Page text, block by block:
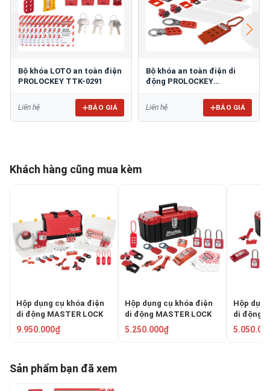
Bộ khóa LOTO an toàn điện
PROLOCKEY TTK-0291
Liên hệ BÁO GIÁ
Bộ khóa an toàn điện di
động PROLOCKEY
Liên hệ BÁO GIÁ
Khách hàng cũng mua kèm
Hộp dụng cụ khóa điện
di động MASTER LOCK
1458E410PRE
9.950.000₫
Hộp dụng cụ khóa điện
di động MASTER LOCK
1457E410KABAS
5.250.000₫
Hộp
di động
Sản phẩm bạn đã xem